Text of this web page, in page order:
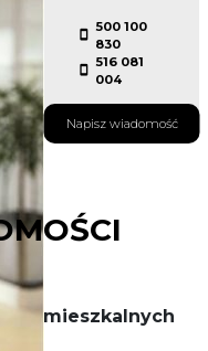
500 100
830
516 081
004
Napisz wiadomość
mieszkalnych